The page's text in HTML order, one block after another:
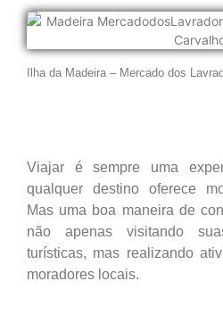
Ilha da Madeira – Mercado dos
Viajar é sempre uma
qualquer destino oferece
Mas uma boa maneira de
não apenas visitando
turísticas, mas realizando
moradores locais.